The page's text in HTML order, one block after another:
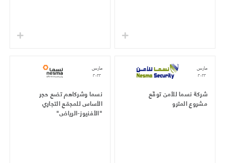
مارس
شركة نسما للأمن توقّع
مشروع المترو
مارس
نسما وشركاهم تضع حجر
الأساس للمجمّع التجاري
"الأفنيوز-الرياض"